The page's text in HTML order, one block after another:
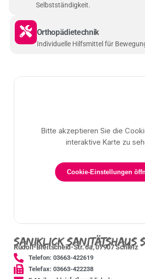
Selbstständigkeit.
Orthopädietechnik
Individuelle Hilfsmittel für
Saniklick Sanitätshaus
Rudolf-Breitscheid-Str. 6a, 07907 Schleiz
Telefon: 03663-422619
Telefax: 03663-422238
Bitte akzeptieren Sie die
interaktive Karte zu
Cookie-Einstellungen